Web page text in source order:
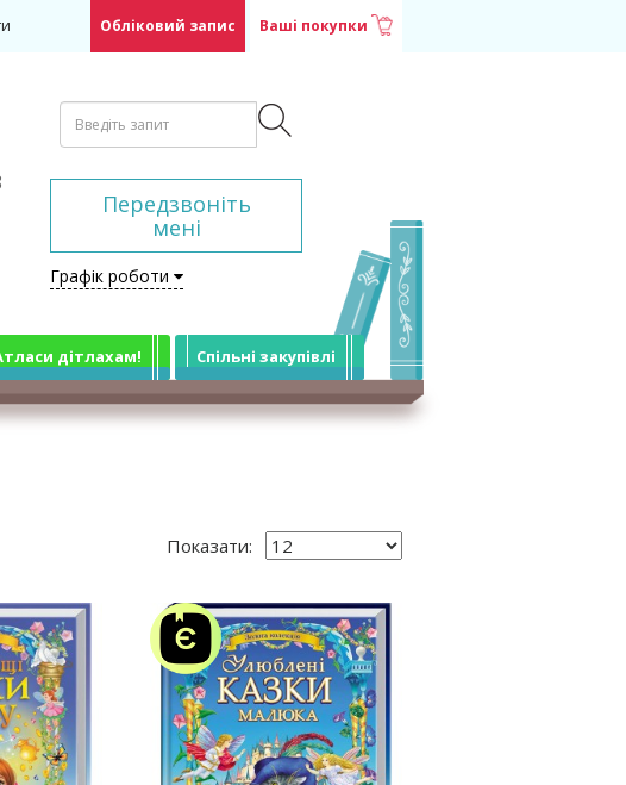
Обліковий запис Ваші покупки
Передзвоніть
мені
Графік роботи
дітлахам! Спільні закупівлі
Показати: